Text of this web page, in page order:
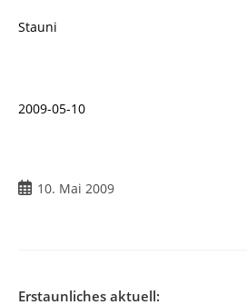
Stauni
2009-05-10
10. Mai 2009
Erstaunliches aktuell: